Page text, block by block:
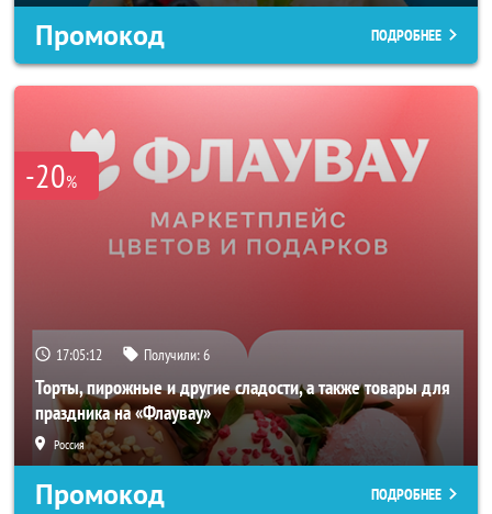
Промокод ПОДРОБНЕЕ
-20%
17:05:10 Получили:6
Торты, пирожные и другие сладости, а также товары для
праздника на «Флаувау»
Россия
Промокод ПОДРОБНЕЕ